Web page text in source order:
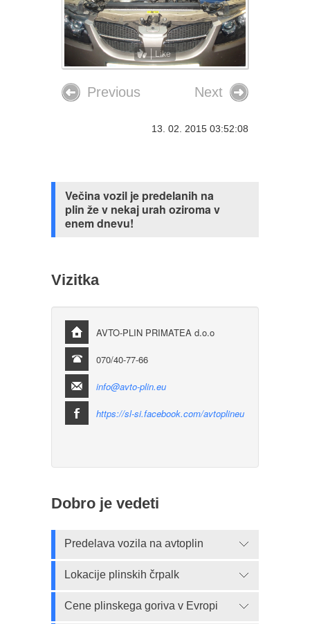
Like
Previous Next
13. 02. 2015 03:52:08
Večina vozil je predelanih na
plin že v nekaj urah oziroma v
enem dnevu!
Vizitka
AVTO-PLIN PRIMATEA d.o.o
070/40-77-66
info@avto-plin.eu
https://sl-si.facebook.com/avtoplineu
Dobro je vedeti
Predelava vozila na avtoplin
Lokacije plinskih črpalk
Cene plinskega goriva v Evropi